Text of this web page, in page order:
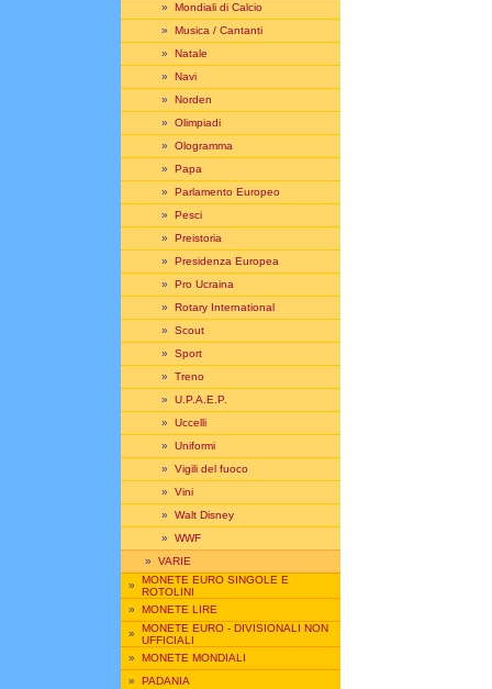
» Mondiali di Calcio
» Musica / Cantanti
» Natale
» Navi
» Norden
» Olimpiadi
» Ologramma
» Papa
» Parlamento Europeo
» Pesci
» Preistoria
» Presidenza Europea
» Pro Ucraina
» Rotary International
» Scout
» Sport
» Treno
» U.P.A.E.P.
» Uccelli
» Uniformi
» Vigili del fuoco
» Vini
» Walt Disney
» WWF
» VARIE
» MONETE EURO SINGOLE E
ROTOLINI
» MONETE LIRE
» MONETE EURO - DIVISIONALI NON
UFFICIALI
» MONETE MONDIALI
» PADANIA